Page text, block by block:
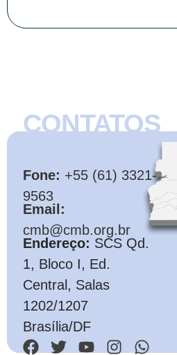
CONTATOS
Fone: +55 (61) 3321-
9563
Email:
cmb@cmb.org.br
Endereço: SCS Qd.
1, Bloco I, Ed.
Central, Salas
1202/1207
Brasília/DF